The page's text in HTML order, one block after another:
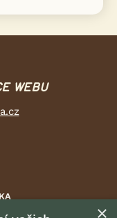
WEBU
×